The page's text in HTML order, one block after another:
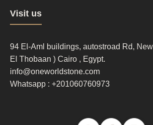
Footer
column
3
Visit us
94 El-Aml buildings, autostroad Rd,
El Thobaan ) Cairo , Egypt.
info@oneworldstone.com
Whatsapp : +201060760973